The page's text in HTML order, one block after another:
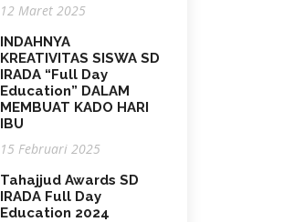
12 Maret 2025
INDAHNYA
KREATIVITAS SISWA SD
IRADA “Full Day
Education” DALAM
MEMBUAT KADO HARI
IBU
15 Februari 2025
Tahajjud Awards SD
IRADA Full Day
Education 2024